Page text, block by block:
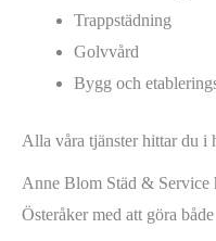
Trappstädning
Golvvård
Bygg och
Alla våra tjänster hittar du i
Anne Blom Städ & Service
Österåker med att göra